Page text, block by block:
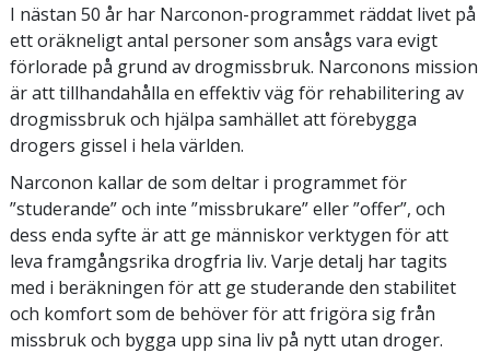
I nästan 50 år har Narconon-programmet räddat livet på
ett oräkneligt antal personer som ansågs vara evigt
förlorade på grund av drogmissbruk. Narconons mission
är att tillhandahålla en effektiv väg för rehabilitering av
drogmissbruk och hjälpa samhället att förebygga
drogers gissel i hela världen.
Narconon kallar de som deltar i programmet för
”studerande” och inte ”missbrukare” eller ”offer”, och
dess enda syfte är att ge människor verktygen för att
leva framgångsrika drogfria liv. Varje detalj har tagits
med i beräkningen för att ge studerande den stabilitet
och komfort som de behöver för att frigöra sig från
missbruk och bygga upp sina liv på nytt utan droger.